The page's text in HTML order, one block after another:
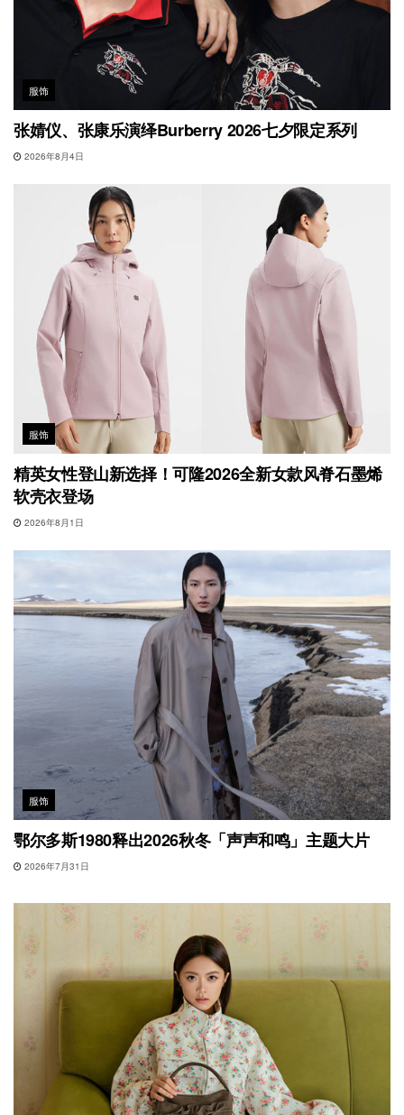
服饰
张婧仪、张康乐演绎Burberry 2026七夕限定系列
2026年8月4日
服饰
精英女性登山新选择！可隆2026全新女款风脊石墨烯
软壳衣登场
2026年8月1日
服饰
鄂尔多斯1980释出2026秋冬「声声和鸣」主题大片
2026年7月31日